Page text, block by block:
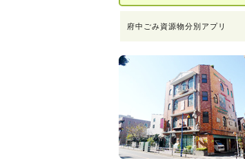
府中ごみ資源物分別アプリ